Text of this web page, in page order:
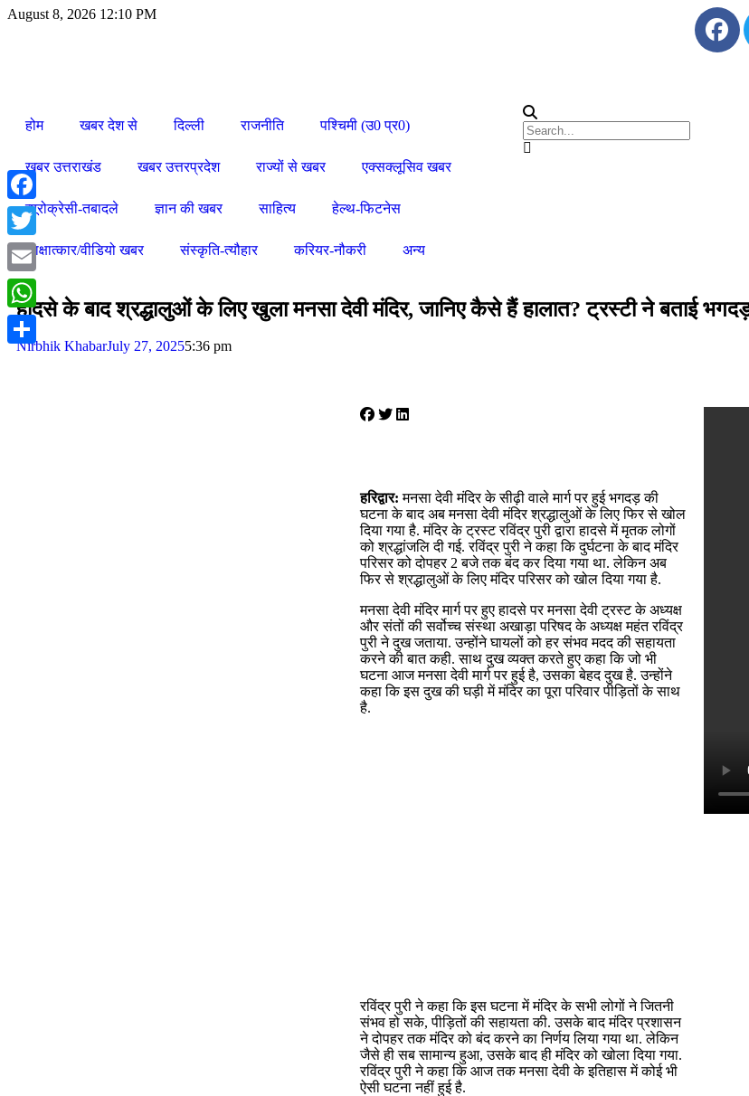
August 8, 2026 12:10 PM
होम खबर देश से दिल्ली राजनीति पश्चिमी (उ0 प्र0)
खबर उत्तराखंड खबर उत्तरप्रदेश राज्यों से खबर एक्सक्लूसिव खबर
ब्यूरोक्रेसी-तबादले ज्ञान की खबर साहित्य हेल्थ-फिटनेस
साक्षात्कार/वीडियो खबर संस्कृति-त्यौहार करियर-नौकरी अन्य
हादसे के बाद श्रद्धालुओं के लिए खुला मनसा देवी मंदिर, जानिए कैसे हैं हालात? ट्रस्टी ने बताई
Nirbhik KhabarJuly 27, 20255:36 pm
हरिद्वार: मनसा देवी मंदिर के सीढ़ी वाले मार्ग पर हुई भगदड़ की
घटना के बाद अब मनसा देवी मंदिर श्रद्धालुओं के लिए फिर से खोल
दिया गया है. मंदिर के ट्रस्ट रविंद्र पुरी द्वारा हादसे में मृतक लोगों
को श्रद्धांजलि दी गई. रविंद्र पुरी ने कहा कि दुर्घटना के बाद मंदिर
परिसर को दोपहर 2 बजे तक बंद कर दिया गया था. लेकिन अब
फिर से श्रद्धालुओं के लिए मंदिर परिसर को खोल दिया गया है.
मनसा देवी मंदिर मार्ग पर हुए हादसे पर मनसा देवी ट्रस्ट के अध्यक्ष
और संतों की सर्वोच्च संस्था अखाड़ा परिषद के अध्यक्ष महंत रविंद्र
पुरी ने दुख जताया. उन्होंने घायलों को हर संभव मदद की सहायता
करने की बात कही. साथ दुख व्यक्त करते हुए कहा कि जो भी
घटना आज मनसा देवी मार्ग पर हुई है, उसका बेहद दुख है. उन्होंने
कहा कि इस दुख की घड़ी में मंदिर का पूरा परिवार पीड़ितों के साथ
है.
रविंद्र पुरी ने कहा कि इस घटना में मंदिर के सभी लोगों ने जितनी
संभव हो सके, पीड़ितों की सहायता की. उसके बाद मंदिर प्रशासन
ने दोपहर तक मंदिर को बंद करने का निर्णय लिया गया था. लेकिन
जैसे ही सब सामान्य हुआ, उसके बाद ही मंदिर को खोला दिया गया.
रविंद्र पुरी ने कहा कि आज तक मनसा देवी के इतिहास में कोई भी
ऐसी घटना नहीं हुई है.
Facebook
Twitter
Email
WhatsApp